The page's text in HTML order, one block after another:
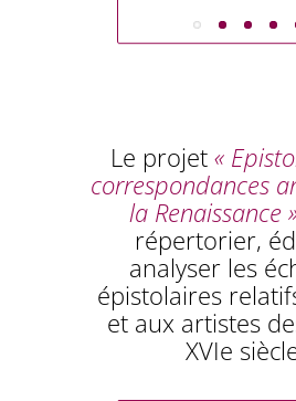
EN SAVOIR
Le projet «
correspondances
la Renaissance
répertorier,
analyser les
épistolaires
et aux artistes
XVIe